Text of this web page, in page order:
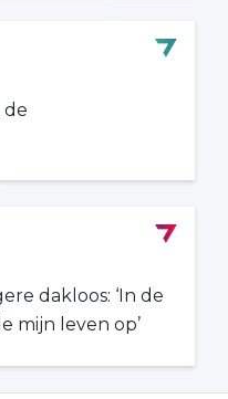
de
dakloos: ‘In de
mijn leven op’